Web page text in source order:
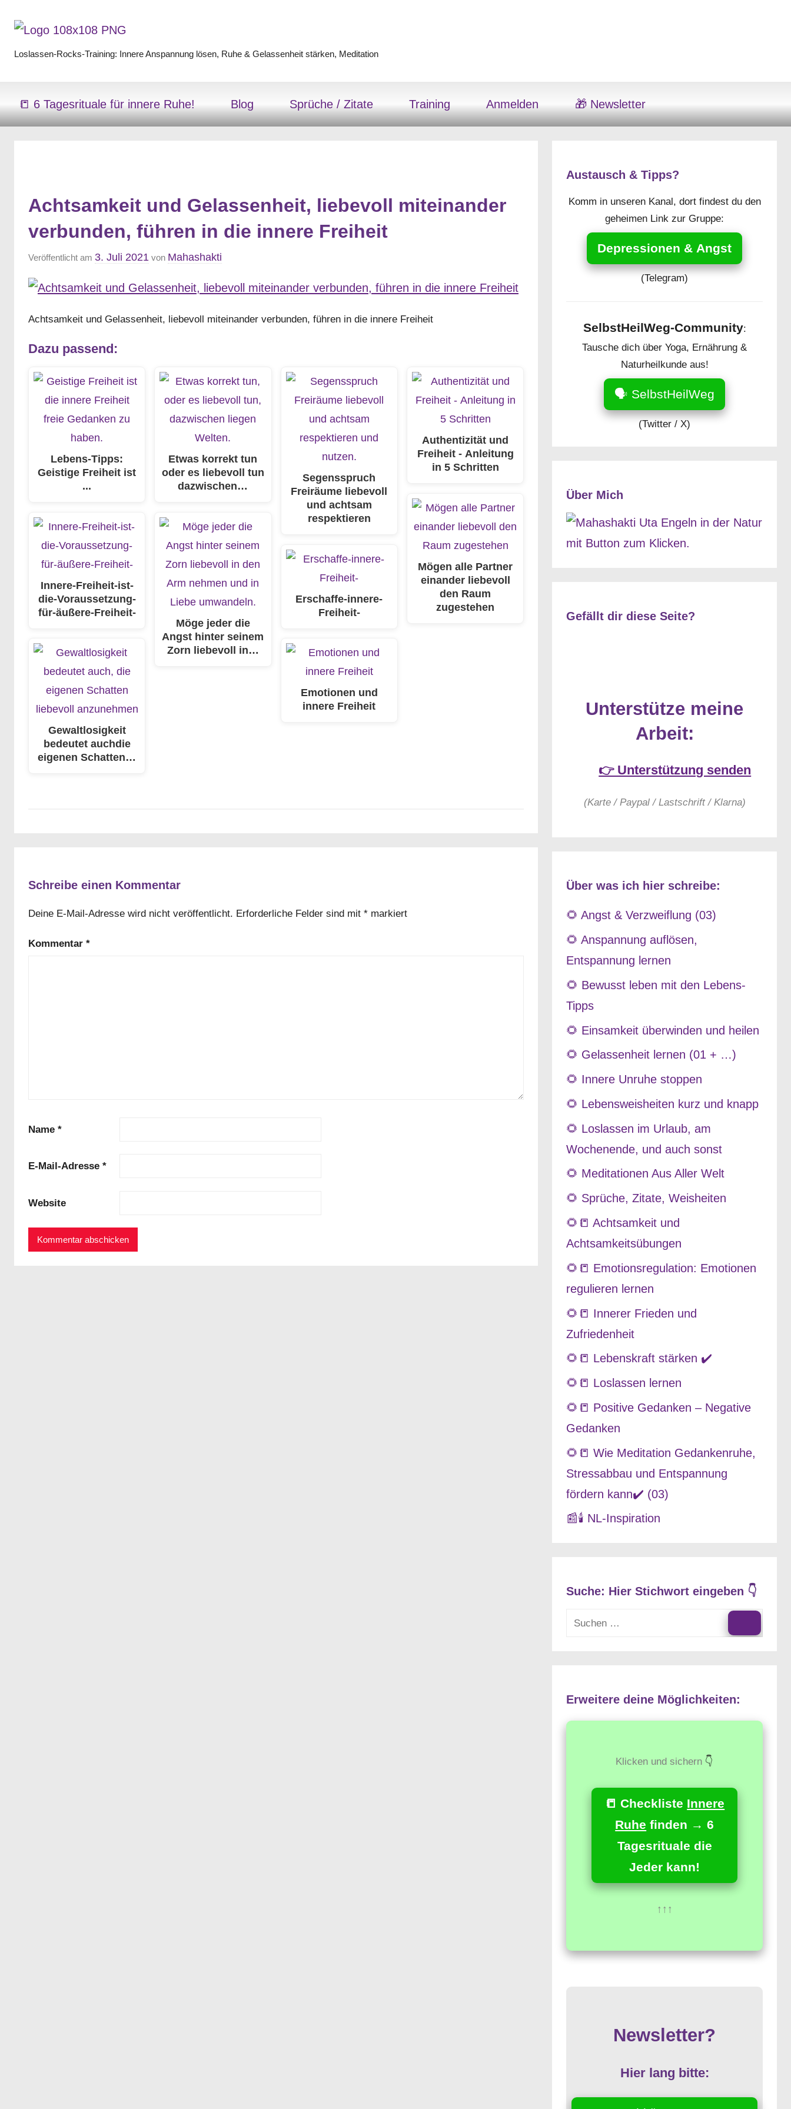
Inhalt
springen
Loslassen-
Rocks-
Loslassen-Rocks-Training: Innere Anspannung lösen, Ruhe & Gelassenheit stärken, Meditation
📒 6 Tagesrituale für innere Ruhe! Blog Sprüche / Zitate Training Anmelden 🎁 Newsletter
Achtsamkeit und Gelassenheit, liebevoll miteinander
verbunden, führen in die innere Freiheit
Veröffentlicht am 3. Juli 2021 von Mahashakti
Achtsamkeit und Gelassenheit, liebevoll miteinander verbunden, führen in die innere Freiheit
Dazu passend:
Lebens-Tipps:
Geistige Freiheit ist
...
Innere-Freiheit-ist-
die-Voraussetzung-
für-äußere-Freiheit-
Gewaltlosigkeit
bedeutet auchdie
eigenen Schatten…
Etwas korrekt tun
oder es liebevoll tun
dazwischen…
Möge jeder die
Angst hinter seinem
Zorn liebevoll in…
Segensspruch
Freiräume liebevoll
und achtsam
respektieren
Erschaffe-innere-
Freiheit-
Emotionen und
innere Freiheit
Authentizität und
Freiheit - Anleitung
in 5 Schritten
Mögen alle Partner
einander liebevoll
den Raum
zugestehen
Schreibe einen Kommentar
Deine E-Mail-Adresse wird nicht veröffentlicht. Erforderliche Felder sind mit * markiert
Kommentar *
Name *
E-Mail-Adresse *
Website
Austausch & Tipps?
Komm in unseren Kanal, dort findest du den
geheimen Link zur Gruppe:
Depressionen & Angst
(Telegram)
SelbstHeilWeg-Community:
Tausche dich über Yoga, Ernährung &
Naturheilkunde aus!
🗣️ SelbstHeilWeg
(Twitter / X)
Über Mich
Gefällt dir diese Seite?
Unterstütze meine
Arbeit:
👉 Unterstützung senden
(Karte / Paypal / Lastschrift / Klarna)
Über was ich hier schreibe:
🌻 Angst & Verzweiflung (03)
🌻 Anspannung auflösen,
Entspannung lernen
🌻 Bewusst leben mit den Lebens-
Tipps
🌻 Einsamkeit überwinden und heilen
🌻 Gelassenheit lernen (01 + …)
🌻 Innere Unruhe stoppen
🌻 Lebensweisheiten kurz und knapp
🌻 Loslassen im Urlaub, am
Wochenende, und auch sonst
🌻 Meditationen Aus Aller Welt
🌻 Sprüche, Zitate, Weisheiten
🌻📒 Achtsamkeit und
Achtsamkeitsübungen
🌻📒 Emotionsregulation: Emotionen
regulieren lernen
🌻📒 Innerer Frieden und
Zufriedenheit
🌻📒 Lebenskraft stärken ✔️
🌻📒 Loslassen lernen
🌻📒 Positive Gedanken – Negative
Gedanken
🌻📒 Wie Meditation Gedankenruhe,
Stressabbau und Entspannung
fördern kann✔️ (03)
📰🕯️ NL-Inspiration
Suche: Hier Stichwort eingeben 👇
Suchen
Erweitere deine Möglichkeiten:
Klicken und sichern 👇
📒 Checkliste Innere
Ruhe finden → 6
Tagesrituale die
Jeder kann!
↑↑↑
Newsletter?
Hier lang bitte: